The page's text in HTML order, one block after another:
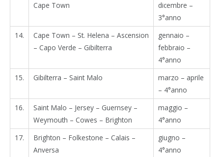
Cape Town
dicembre –
3°anno
14.
Cape Town – St. Helena – Ascension
– Capo Verde – Gibilterra
gennaio –
febbraio –
4°anno
15.
Gibilterra – Saint Malo
marzo – aprile
– 4°anno
16.
Saint Malo – Jersey – Guernsey –
Weymouth – Cowes – Brighton
maggio –
4°anno
17.
Brighton – Folkestone – Calais –
Anversa
giugno –
4°anno